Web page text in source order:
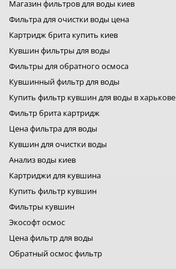
картриджи брита
фильтры для воды bwt
фильтры filter1
лидер фильтр
лидер комфорт
фильтры для воды organic
фильтр для воды platinum wasser
фильтры raifil
ustm картридж
гейзер фильтр для воды
фильтр роса
фильтры свод
фильтр для воды
фильтры аквафильтр
аквафор кувшины
Магазин фильтров для воды киев
Фильтра для очистки воды цена
Картридж брита купить киев
Кувшин фильтры для воды
Фильтры для обратного осмоса
Кувшинный фильтр для воды
Купить фильтр кувшин для воды в харькове
Фильтр брита картридж
Цена фильтра для воды
Кувшин для очистки воды
Анализ воды киев
Картриджи для кувшина
Купить фильтр кувшин
Фильтры кувшин
Экософт осмос
Цена фильтр для воды
Обратный осмос фильтр